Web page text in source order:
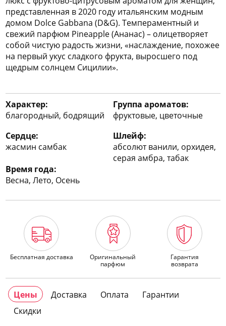
представленная в 2020 году итальянским модным
домом Dolce Gabbana (D&G). Темпераментный и
свежий парфюм Pineapple (Ананас) – олицетворяет
собой чистую радость жизни, «наслаждение, похожее
на первый укус сладкого фрукта, выросшего под
щедрым солнцем Сицилии».
Характер:
благородный, бодрящий
Группа ароматов:
фруктовые, цветочные
Сердце:
жасмин самбак
Шлейф:
абсолют ванили, орхидея,
серая амбра, табак
Время года:
Весна, Лето, Осень
Бесплатная доставка
Оригинальный
парфюм
Гарантия
возврата
Цены Доставка Оплата
Гарантии
Скидки